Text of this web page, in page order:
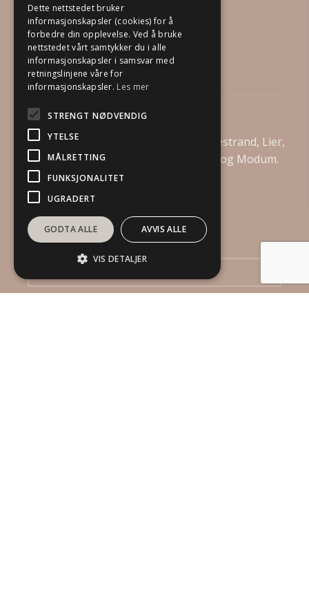
Din Boligstylist AS
Vi tilbyr boligstyling i Drammen, Holmestrand, Lier,
Asker, Bærum, Kongsberg, Øvre Eiker og Modum.
Send oss en henvendelse
Dette nettstedet bruker
informasjonskapsler (cookies) for å
forbedre din opplevelse. Ved å bruke
nettstedet vårt samtykker du i alle
informasjonskapsler i samsvar med
retningslinjene våre for
informasjonskapsler. Les mer
STRENGT NØDVENDIG
YTELSE
MÅLRETTING
FUNKSJONALITET
UGRADERT
GODTA ALLE AVVIS ALLE
VIS DETALJER